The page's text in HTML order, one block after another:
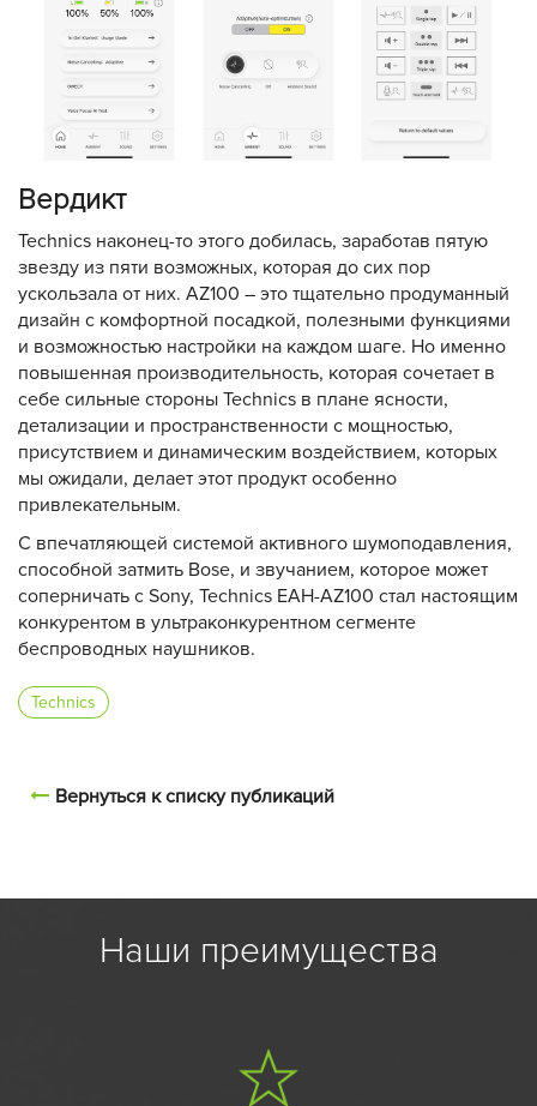
Вердикт
Technics наконец-то этого добилась, заработав пятую
звезду из пяти возможных, которая до сих пор
ускользала от них. AZ100 – это тщательно продуманный
дизайн с комфортной посадкой, полезными функциями
и возможностью настройки на каждом шаге. Но именно
повышенная производительность, которая сочетает в
себе сильные стороны Technics в плане ясности,
детализации и пространственности с мощностью,
присутствием и динамическим воздействием, которых
мы ожидали, делает этот продукт особенно
привлекательным.
С впечатляющей системой активного шумоподавления,
способной затмить Bose, и звучанием, которое может
соперничать с Sony, Technics EAH-AZ100 стал настоящим
конкурентом в ультраконкурентном сегменте
беспроводных наушников.
Technics
Вернуться к списку публикаций
Наши преимущества